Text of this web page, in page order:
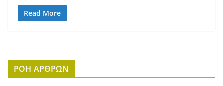
Read More
ΡΟΗ ΑΡΘΡΩΝ